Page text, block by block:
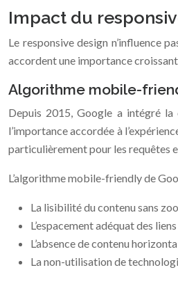
Impact du
Le responsive design n’influence
accordent une importance
Algorithme mobile-
Depuis 2015, Google a intégré
l’importance accordée à
particulièrement pour les requêtes
L’algorithme mobile-friendly de
La lisibilité du contenu sans
L’espacement adéquat des
L’absence de contenu
La non-utilisation de